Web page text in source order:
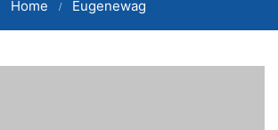
Home Eugenewag